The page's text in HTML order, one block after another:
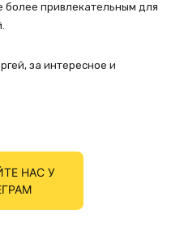
более привлекательным для
за интересное и
НАС У